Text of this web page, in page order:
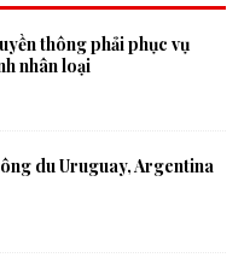
thông phải phục vụ
nhân loại
du Uruguay, Argentina